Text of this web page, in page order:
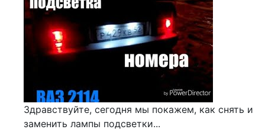
Здравствуйте, сегодня мы покажем, как снять и
заменить лампы подсветки...